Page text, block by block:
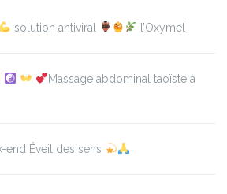
solution antiviral l’Oxymel
Massage abdominal taoïste à
end Éveil des sens